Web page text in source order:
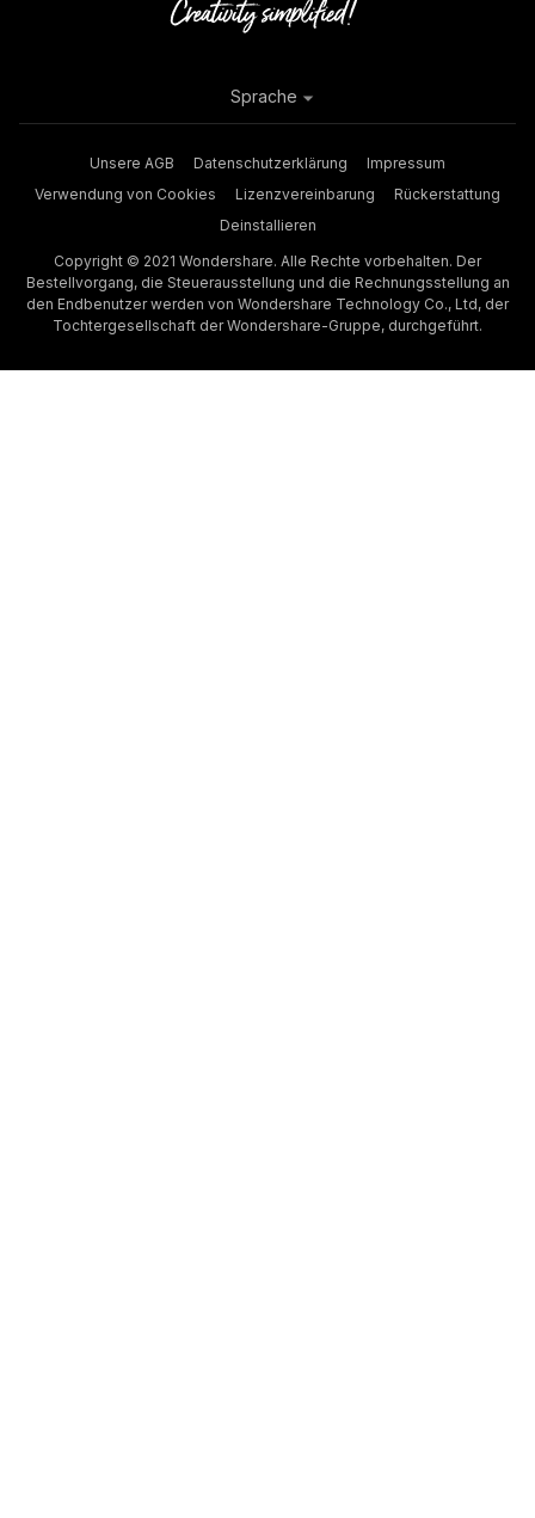
Unsere AGB Datenschutzerklärung
Impressum
Verwendung von Cookies
Lizenzvereinbarung
Rückerstattung
Deinstallieren
Copyright © 2021 Wondershare. Alle Rechte vorbehalten. Der
Bestellvorgang, die Steuerausstellung und die Rechnungsstellung an
den Endbenutzer werden von Wondershare Technology Co., Ltd, der
Tochtergesellschaft der Wondershare-Gruppe, durchgeführt.
Sprache